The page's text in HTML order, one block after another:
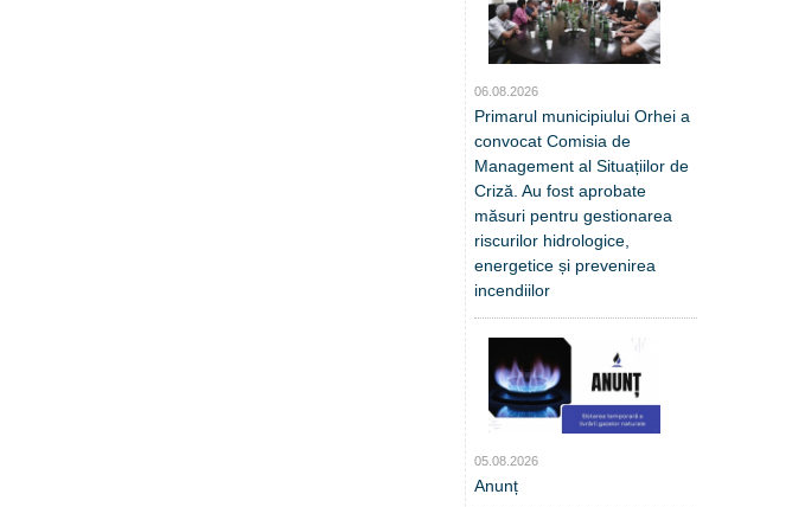
06.08.2026
Primarul municipiului Orhei a
convocat Comisia de
Management al Situațiilor de
Criză. Au fost aprobate
măsuri pentru gestionarea
riscurilor hidrologice,
energetice și prevenirea
incendiilor
05.08.2026
Anunț